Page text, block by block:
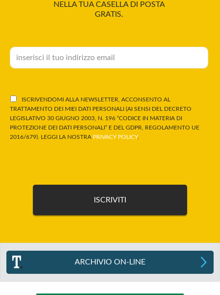
NELLA TUA CASELLA DI POSTA
GRATIS.
ISCRIVENDOMI ALLA NEWSLETTER, ACCONSENTO AL
TRATTAMENTO DEI MIEI DATI PERSONALI (AI SENSI DEL DECRETO
LEGISLATIVO 30 GIUGNO 2003, N. 196 “CODICE IN MATERIA DI
PROTEZIONE DEI DATI PERSONALI” E DEL GDPR, REGOLAMENTO UE
2016/679). LEGGI LA NOSTRA PRIVACY POLICY.
ARCHIVIO ON-LINE